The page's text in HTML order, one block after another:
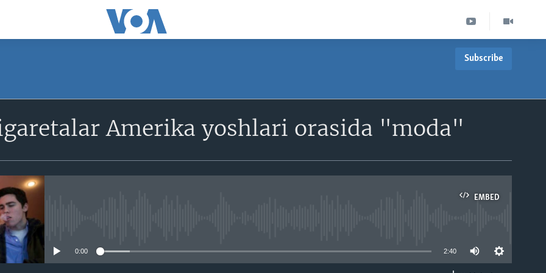
Subscribe
Amerika yoshlari orasida "moda"
EMBED
0:00 2:40